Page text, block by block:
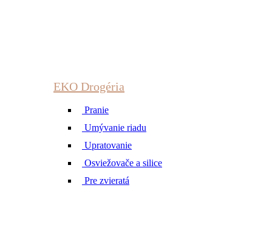
EKO Drogéria
Pranie
Umývanie riadu
Upratovanie
Osviežovače a silice
Pre zvieratá